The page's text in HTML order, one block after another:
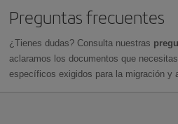
Preguntas frecuentes
¿Tienes dudas? Consulta nuestras
aclaramos los documentos que
específicos exigidos para la migración y